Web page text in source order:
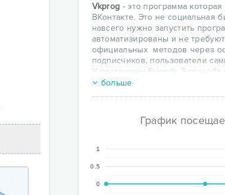
Vkprog - это программа
ВКонтакте. Это не социальная
навсего нужно запустить
автоматизированы и не
официальных методов через
подписчиков, пользователи
У программы Friends 3 способа
1. Взаимодействие со всеми
3. Разнообразный флуд по
больше
График
0
0.5
1